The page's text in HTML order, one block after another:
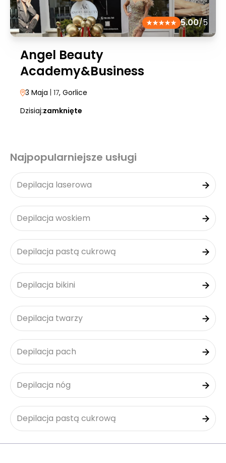
5.00/5
Angel Beauty
Academy&Business
3 Maja | 17, Gorlice
Dzisiaj:zamknięte
Najpopularniejsze usługi
Depilacja laserowa
Depilacja woskiem
Depilacja pastą cukrową
Depilacja bikini
Depilacja twarzy
Depilacja pach
Depilacja nóg
Depilacja pastą cukrową